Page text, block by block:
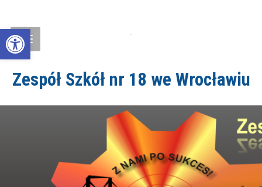
Open toolbar
Zespół Szkół nr 18 we Wrocławiu